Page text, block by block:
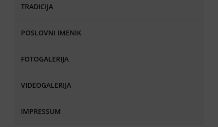
TRADICIJA
POSLOVNI IMENIK
FOTOGALERIJA
VIDEOGALERIJA
IMPRESSUM